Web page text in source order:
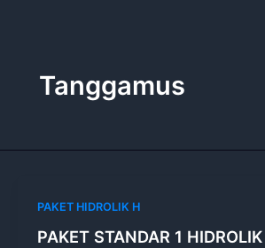
Tanggamus
PAKET HIDROLIK H
PAKET STANDAR 1